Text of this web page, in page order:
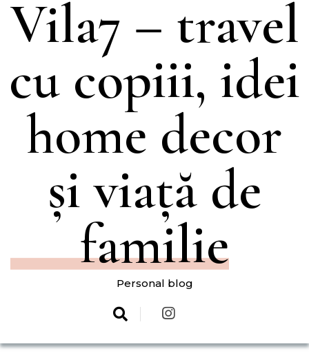
Vila7 – travel
cu copiii, idei
home decor
și viață de
familie
Personal blog